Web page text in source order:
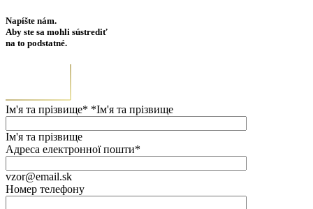
Napíšte nám.
Aby ste sa mohli sústrediť
na to podstatné.
Ім'я та прізвище* *Ім'я та прізвище
Ім'я та прізвище
Адреса електронної пошти*
vzor@email.sk
Номер телефону